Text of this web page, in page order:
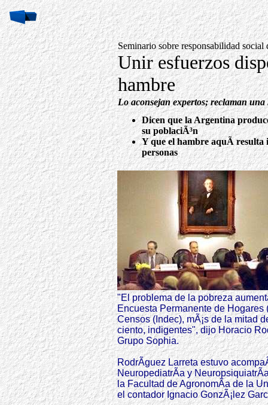
Seminario sobre responsabilidad social
Unir esfuerzos
hambre
Lo aconsejan expertos; reclaman
Dicen que la Argentina
su poblaciÃ³n
Y que el hambre aquÃ­ resulta
personas
"El problema de la pobreza
Encuesta Permanente de
Censos (Indec), mÃ¡s de la mitad
ciento, indigentes", dijo Horacio
Grupo Sophia.
RodrÃ­guez Larreta estuvo
NeuropediatrÃ­a y
la Facultad de AgronomÃ­a de la
el contador Ignacio GonzÃ¡lez